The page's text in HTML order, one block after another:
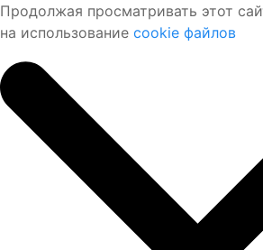
Продолжая просматривать этот
на использование cookie файлов